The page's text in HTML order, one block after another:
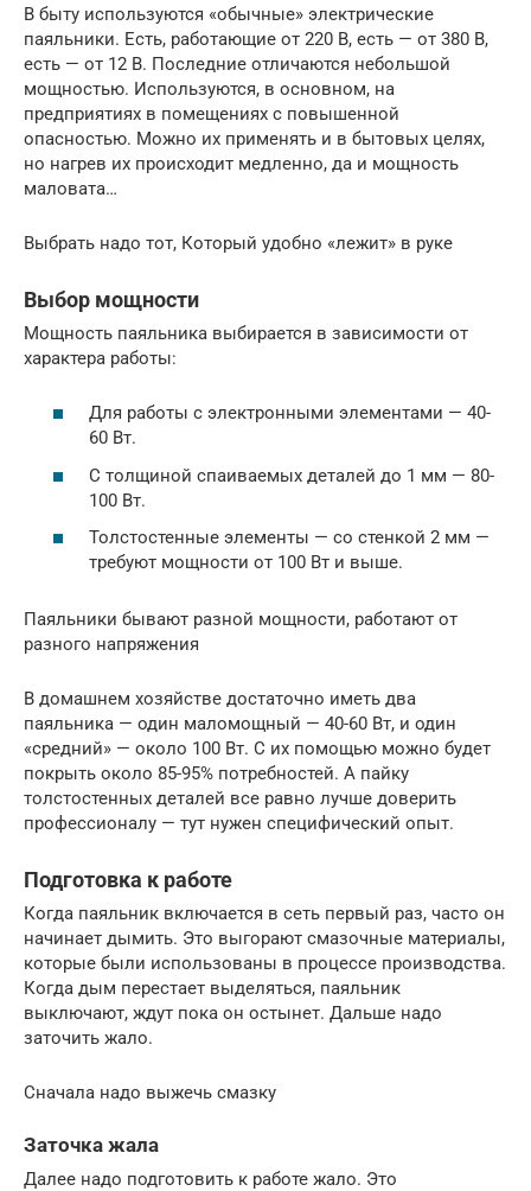
В быту используются «обычные» электрические
паяльники. Есть, работающие от 220 В, есть — от 380 В,
есть — от 12 В. Последние отличаются небольшой
мощностью. Используются, в основном, на
предприятиях в помещениях с повышенной
опасностью. Можно их применять и в бытовых целях,
но нагрев их происходит медленно, да и мощность
маловата…
Выбрать надо тот, Который удобно «лежит» в руке
Выбор мощности
Мощность паяльника выбирается в зависимости от
характера работы:
Для работы с электронными элементами — 40-
60 Вт.
С толщиной спаиваемых деталей до 1 мм — 80-
100 Вт.
Толстостенные элементы — со стенкой 2 мм —
требуют мощности от 100 Вт и выше.
Паяльники бывают разной мощности, работают от
разного напряжения
В домашнем хозяйстве достаточно иметь два
паяльника — один маломощный — 40-60 Вт, и один
«средний» — около 100 Вт. С их помощью можно будет
покрыть около 85-95% потребностей. А пайку
толстостенных деталей все равно лучше доверить
профессионалу — тут нужен специфический опыт.
Подготовка к работе
Когда паяльник включается в сеть первый раз, часто он
начинает дымить. Это выгорают смазочные материалы,
которые были использованы в процессе производства.
Когда дым перестает выделяться, паяльник
выключают, ждут пока он остынет. Дальше надо
заточить жало.
Сначала надо выжечь смазку
Заточка жала
Далее надо подготовить к работе жало. Это